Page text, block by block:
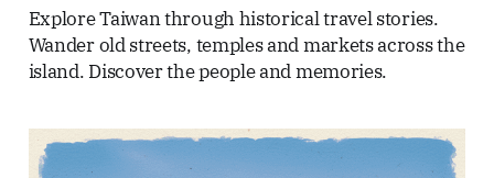
Explore Taiwan through historical travel stories.
Wander old streets, temples and markets across the
island. Discover the people and memories.